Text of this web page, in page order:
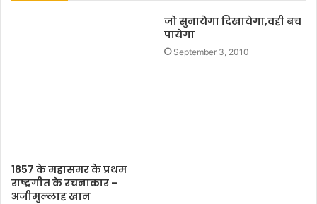
e
1857 के महासमर के प्रथम
राष्ट्रगीत के रचनाकार –
अजीमुल्लाह खान
जो सुनायेगा दिखायेगा,वही बच
पायेगा
September 3, 2010